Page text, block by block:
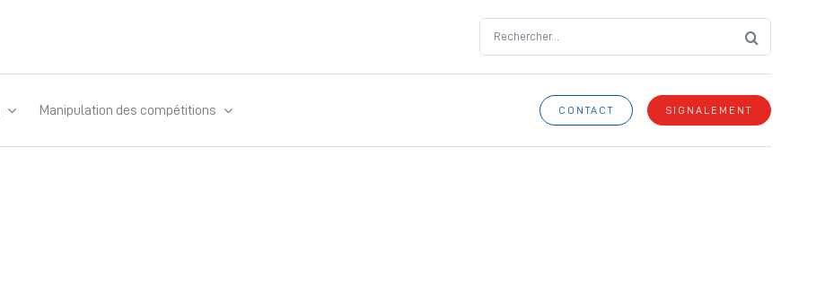
for:
Manipulation des compétitions CONTACT SIGNALEMENT